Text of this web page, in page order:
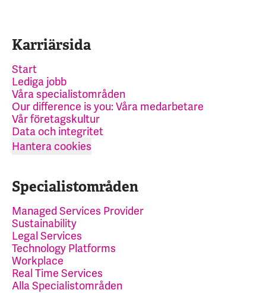
Karriärsida
Start
Lediga jobb
Våra specialistområden
Our difference is you: Våra medarbetare
Vår företagskultur
Data och integritet
Hantera cookies
Specialistområden
Managed Services Provider
Sustainability
Legal Services
Technology Platforms
Workplace
Real Time Services
Alla Specialistområden